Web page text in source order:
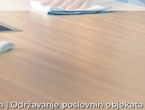
| Održavanje poslovnih objekata